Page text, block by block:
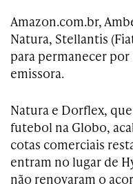
Amazon.com.br,
Natura, Stellantis
para permanecer
emissora.
Natura e Dorflex,
futebol na Globo,
cotas comerciais
entram no lugar de
não renovaram o